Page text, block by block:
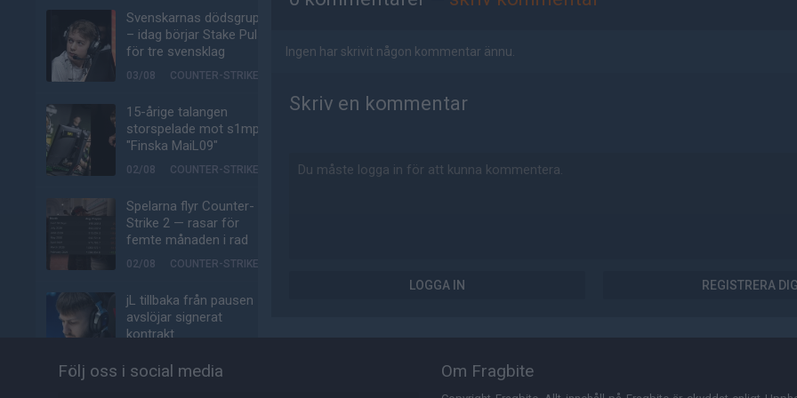
Svenskarnas dödsgrupp
– idag börjar Stake Pulse
för tre svensklag
03/08 COUNTER-STRIKE
15-årige talangen
storspelade mot s1mple:
"Finska MaiL09"
02/08 COUNTER-STRIKE
Spelarna flyr Counter-
Strike 2 — rasar för
femte månaden i rad
02/08 COUNTER-STRIKE
jL tillbaka från pausen –
avslöjar signerat
kontrakt
Ingen har skrivit någon kommentar ännu.
Skriv en kommentar
LOGGA IN REGISTRERA DIG
Följ oss i social media Om Fragbite